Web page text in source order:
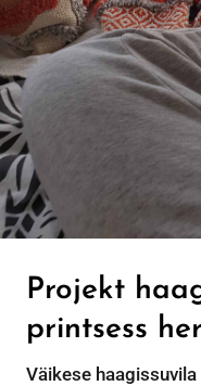
Projekt
printsess
Väikese